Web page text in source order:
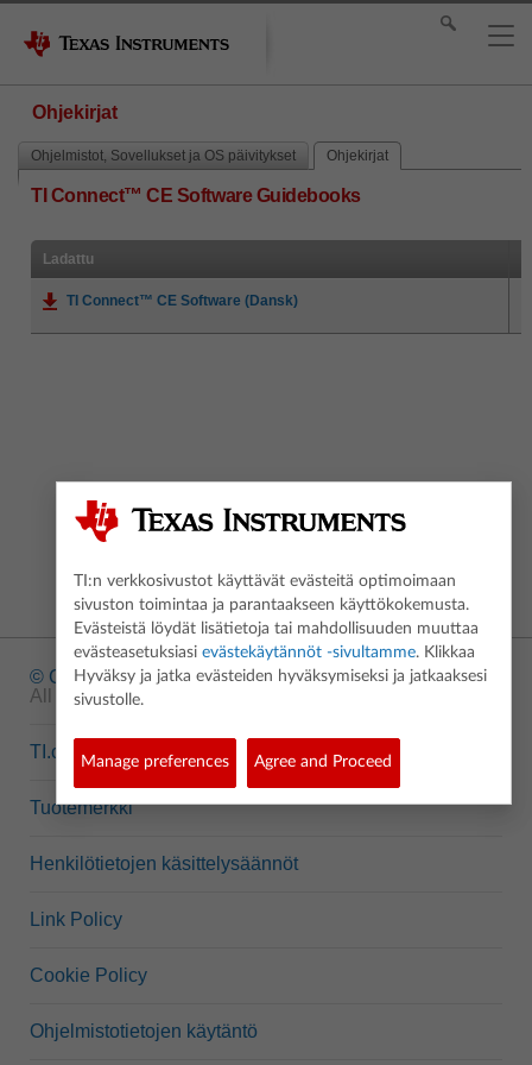
Ohjekirjat
Ohjelmistot, Sovellukset ja OS päivitykset Ohjekirjat
TI Connect™ CE Software Guidebooks
Ladattu
TI Connect™ CE Software (Dansk)
© Copyright1995-2026 Texas Instruments Incorporated.
All rights reserved.
TI.com
Tuotemerkki
Henkilötietojen käsittelysäännöt
Link Policy
Cookie Policy
Ohjelmistotietojen käytäntö
TI:n verkkosivustot käyttävät evästeitä optimoimaan
sivuston toimintaa ja parantaakseen käyttökokemusta.
Evästeistä löydät lisätietoja tai mahdollisuuden muuttaa
evästeasetuksiasi evästekäytännöt -sivultamme. Klikkaa
Hyväksy ja jatka evästeiden hyväksymiseksi ja jatkaaksesi
sivustolle.
Manage preferences Agree and Proceed